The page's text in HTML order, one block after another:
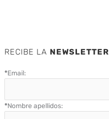
RECIBE LA NEWSLETTER
*Email:
*Nombre apellidos: